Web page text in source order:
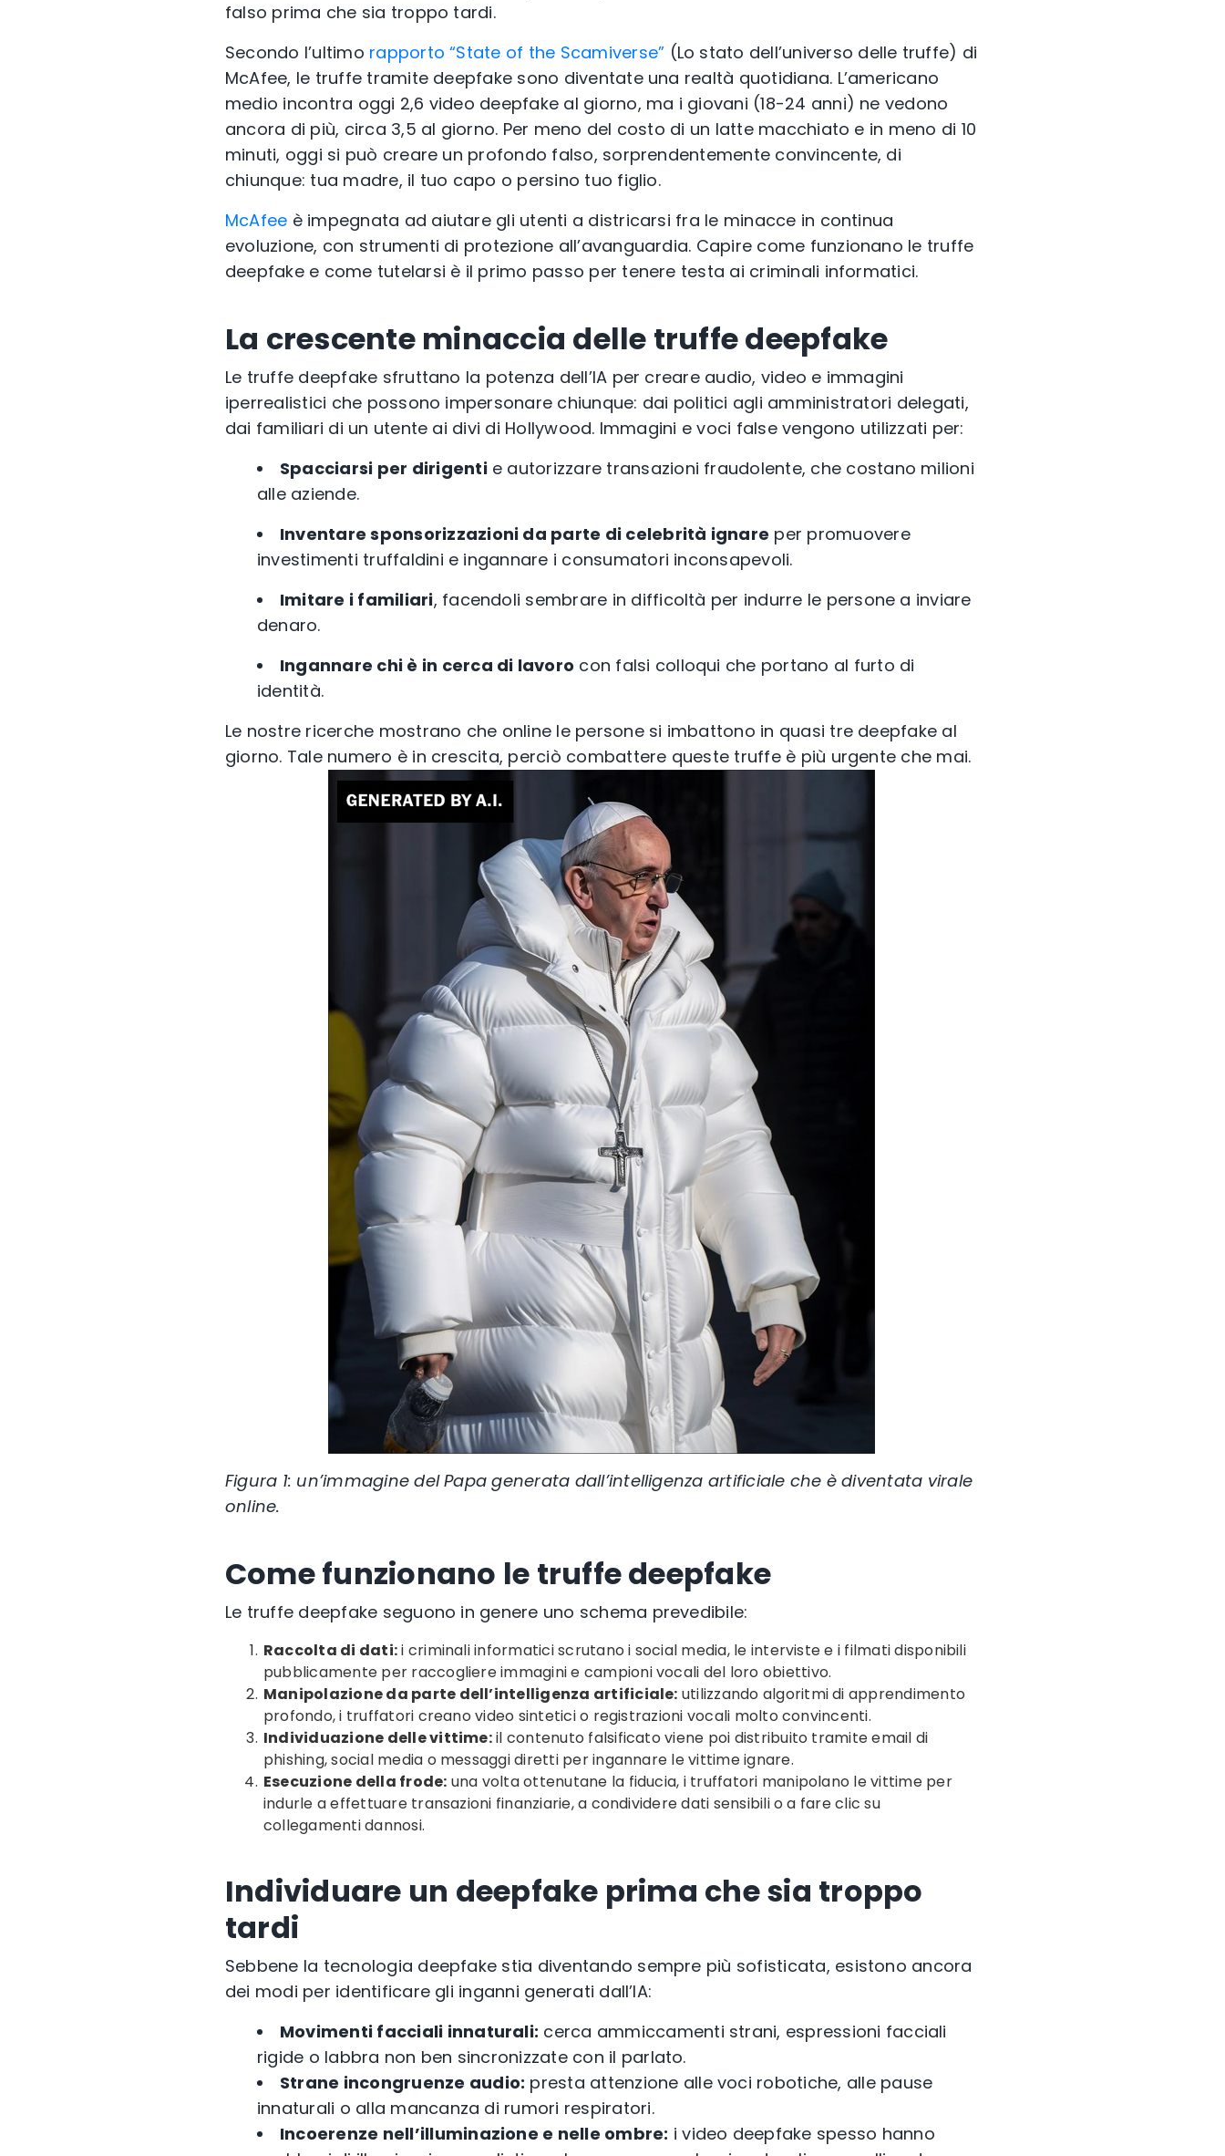
falso prima che sia troppo tardi.
Secondo l’ultimo rapporto “State of the Scamiverse” (Lo stato dell’universo delle truffe) di
McAfee, le truffe tramite deepfake sono diventate una realtà quotidiana. L’americano
medio incontra oggi 2,6 video deepfake al giorno, ma i giovani (18-24 anni) ne vedono
ancora di più, circa 3,5 al giorno. Per meno del costo di un latte macchiato e in meno di 10
minuti, oggi si può creare un profondo falso, sorprendentemente convincente, di
chiunque: tua madre, il tuo capo o persino tuo figlio.
McAfee è impegnata ad aiutare gli utenti a districarsi fra le minacce in continua
evoluzione, con strumenti di protezione all’avanguardia. Capire come funzionano le truffe
deepfake e come tutelarsi è il primo passo per tenere testa ai criminali informatici.
La crescente minaccia delle truffe deepfake
Le truffe deepfake sfruttano la potenza dell’IA per creare audio, video e immagini
iperrealistici che possono impersonare chiunque: dai politici agli amministratori delegati,
dai familiari di un utente ai divi di Hollywood. Immagini e voci false vengono utilizzati per:
Spacciarsi per dirigentie autorizzare transazioni fraudolente, che costano milioni
alle aziende.
Inventare sponsorizzazioni da parte di celebrità ignare per promuovere
investimenti truffaldini e ingannare i consumatori inconsapevoli.
Imitare i familiari, facendoli sembrare in difficoltà per indurre le persone a inviare
denaro.
Ingannare chi è in cerca di lavoro con falsi colloqui che portano al furto di
identità.
Le nostre ricerche mostrano che online le persone si imbattono in quasi tre deepfake al
giorno. Tale numero è in crescita, perciò combattere queste truffe è più urgente che mai.
Figura 1: un’immagine del Papa generata dall’intelligenza artificiale che è diventata virale
online.
Come funzionano le truffe deepfake
Le truffe deepfake seguono in genere uno schema prevedibile:
Raccolta di dati:i criminali informatici scrutano i social media, le interviste e i filmati disponibili
pubblicamente per raccogliere immagini e campioni vocali del loro obiettivo.
Manipolazione da parte dell’intelligenza artificiale: utilizzando algoritmi di apprendimento
profondo, i truffatori creano video sintetici o registrazioni vocali molto convincenti.
Individuazione delle vittime:il contenuto falsificato viene poi distribuito tramite email di
phishing, social media o messaggi diretti per ingannare le vittime ignare.
Esecuzione della frode: una volta ottenutane la fiducia, i truffatori manipolano le vittime per
indurle a effettuare transazioni finanziarie, a condividere dati sensibili o a fare clic su
collegamenti dannosi.
Individuare un deepfake prima che sia troppo
tardi
Sebbene la tecnologia deepfake stia diventando sempre più sofisticata, esistono ancora
dei modi per identificare gli inganni generati dall’IA:
Movimenti facciali innaturali: cerca ammiccamenti strani, espressioni facciali
rigide o labbra non ben sincronizzate con il parlato.
Strane incongruenze audio: presta attenzione alle voci robotiche, alle pause
innaturali o alla mancanza di rumori respiratori.
Incoerenze nell’illuminazione e nelle ombre: i video deepfake spesso hanno